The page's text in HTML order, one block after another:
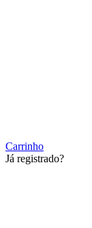
Carrinho
Já registrado?